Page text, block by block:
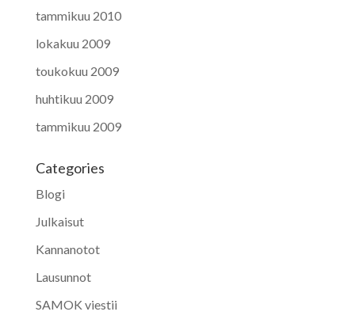
tammikuu 2010
lokakuu 2009
toukokuu 2009
huhtikuu 2009
tammikuu 2009
Categories
Blogi
Julkaisut
Kannanotot
Lausunnot
SAMOK viestii